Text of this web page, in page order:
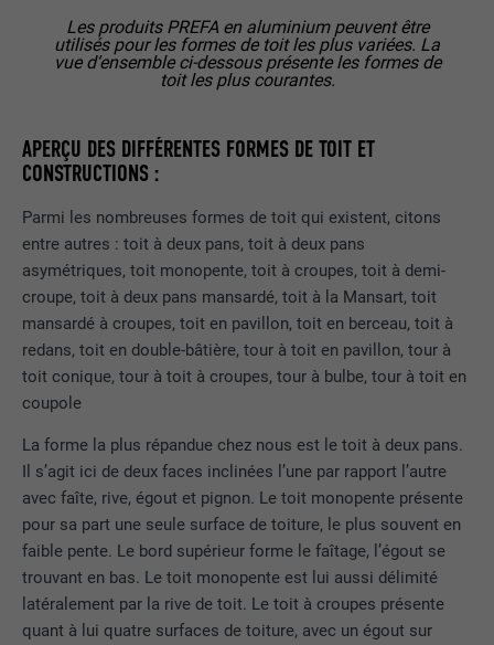
APERÇU DES DIFFÉRENTES FORMES DE TOIT ET
CONSTRUCTIONS :
Parmi les nombreuses formes de toit qui existent, citons
entre autres : toit à deux pans, toit à deux pans
asymétriques, toit monopente, toit à croupes, toit à demi-
croupe, toit à deux pans mansardé, toit à la Mansart, toit
mansardé à croupes, toit en pavillon, toit en berceau, toit à
redans, toit en double-bâtière, tour à toit en pavillon, tour à
toit conique, tour à toit à croupes, tour à bulbe, tour à toit en
coupole
La forme la plus répandue chez nous est le toit à deux pans.
Il s’agit ici de deux faces inclinées l’une par rapport l’autre
avec faîte, rive, égout et pignon. Le toit monopente présente
pour sa part une seule surface de toiture, le plus souvent en
faible pente. Le bord supérieur forme le faîtage, l’égout se
trouvant en bas. Le toit monopente est lui aussi délimité
latéralement par la rive de toit. Le toit à croupes présente
quant à lui quatre surfaces de toiture, avec un égout sur
Les produits PREFA en aluminium peuvent être
utilisés pour les formes de toit les plus variées. La
vue d’ensemble ci-dessous présente les formes de
toit les plus courantes.
_gaexp
EXPIRATION
UTILITÉ
Est placé afin de tester si le navigateur
autorise l'utilisation de cookies. Ne
contient aucun élément d'identification.
Enregistre la langue choisie par
l'utilisateur pour un site Internet.
NOM
FOURNISSEUR LinkedIn
EXPIRATION
Utilisé par LinkedIn lorsqu'un site
Internet contient une fenêtre « Suivez-
nous » intégrée.
NOM bcookie
FOURNISSEUR
EXPIRATION 2 ans
UTILITÉ
Utilisé par le service de réseau social
LinkedIn pour suivre l'utilisation de
services intégrés.